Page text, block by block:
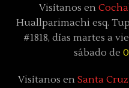
Visítanos en
Huallparimachi esq.
#1818, días martes a
sábado de
Visítanos en Santa Cruz